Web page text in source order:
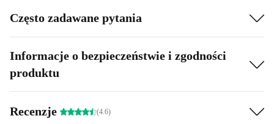
Często zadawane pytania
Informacje o bezpieczeństwie i zgodności
produktu
Recenzje (4.6)